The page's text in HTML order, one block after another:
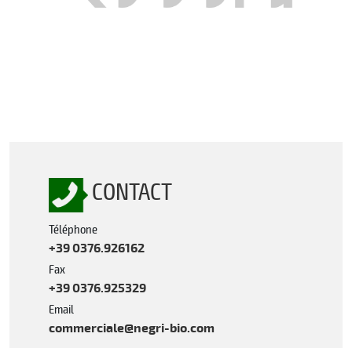
CONTACT
Téléphone
+39 0376.926162
Fax
+39 0376.925329
Email
commerciale@negri-bio.com